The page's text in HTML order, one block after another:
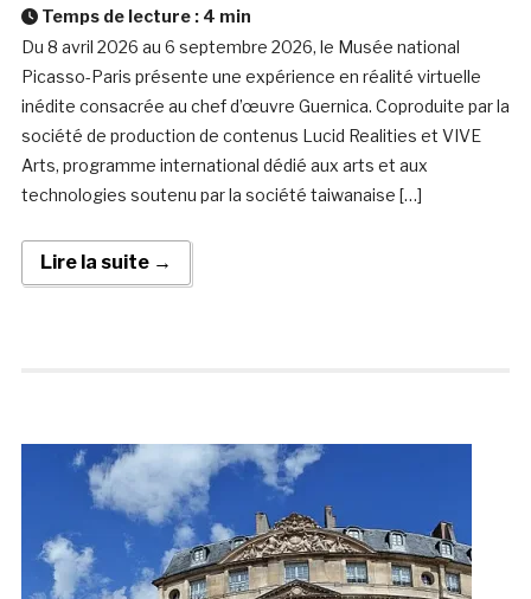
Temps de lecture : 4 min
Du 8 avril 2026 au 6 septembre 2026, le Musée national
Picasso-Paris présente une expérience en réalité virtuelle
inédite consacrée au chef d’œuvre Guernica. Coproduite par la
société de production de contenus Lucid Realities et VIVE
Arts, programme international dédié aux arts et aux
technologies soutenu par la société taiwanaise […]
Lire la suite →